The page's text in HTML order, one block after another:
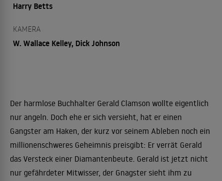
Harry Betts
KAMERA
W. Wallace Kelley, Dick Johnson
Der harmlose Buchhalter Gerald Clamson wollte eigentlich
nur angeln. Doch ehe er sich versieht, hat er einen
Gangster am Haken, der kurz vor seinem Ableben noch ein
millionenschweres Geheimnis preisgibt: Er verrät Gerald
das Versteck einer Diamantenbeute. Gerald ist jetzt nicht
nur gefährdeter Mitwisser, der Gnagster sieht ihm zu